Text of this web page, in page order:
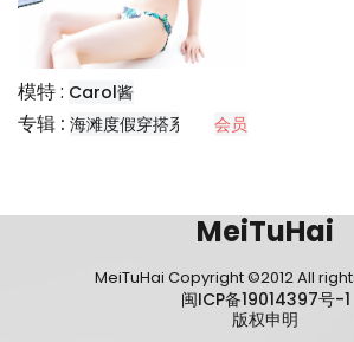
模特 : Carol酱
专辑 : 海滩度假穿搭系列 会员
MeiTuHai
MeiTuHai Copyright ©2012 All
闽ICP备19014397号-1
版权申明